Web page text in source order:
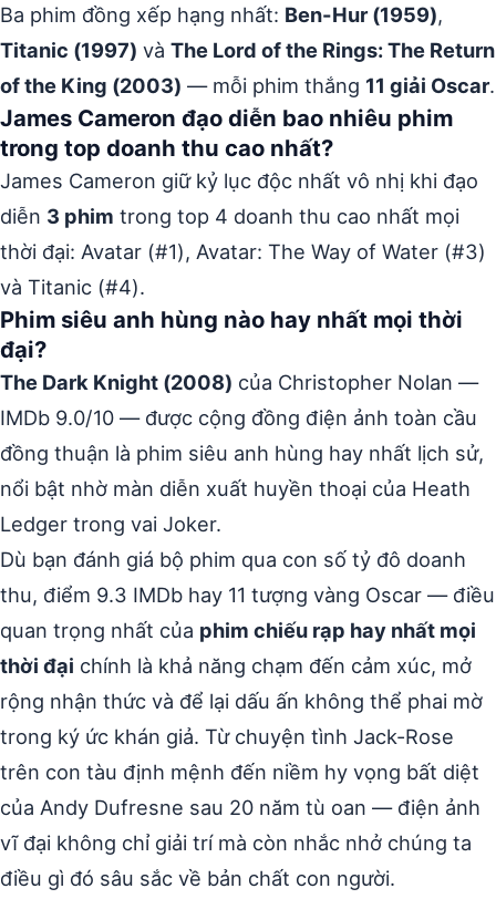
Ba phim đồng xếp hạng nhất: Ben-Hur (1959),
Titanic (1997) và The Lord of the Rings: The Return
of the King (2003) — mỗi phim thắng 11 giải Oscar.
James Cameron đạo diễn bao nhiêu phim
trong top doanh thu cao nhất?
James Cameron giữ kỷ lục độc nhất vô nhị khi đạo
diễn 3 phim trong top 4 doanh thu cao nhất mọi
thời đại: Avatar (#1), Avatar: The Way of Water (#3)
và Titanic (#4).
Phim siêu anh hùng nào hay nhất mọi thời
đại?
The Dark Knight (2008) của Christopher Nolan —
IMDb 9.0/10 — được cộng đồng điện ảnh toàn cầu
đồng thuận là phim siêu anh hùng hay nhất lịch sử,
nổi bật nhờ màn diễn xuất huyền thoại của Heath
Ledger trong vai Joker.
Dù bạn đánh giá bộ phim qua con số tỷ đô doanh
thu, điểm 9.3 IMDb hay 11 tượng vàng Oscar — điều
quan trọng nhất của phim chiếu rạp hay nhất mọi
thời đại chính là khả năng chạm đến cảm xúc, mở
rộng nhận thức và để lại dấu ấn không thể phai mờ
trong ký ức khán giả. Từ chuyện tình Jack-Rose
trên con tàu định mệnh đến niềm hy vọng bất diệt
của Andy Dufresne sau 20 năm tù oan — điện ảnh
vĩ đại không chỉ giải trí mà còn nhắc nhở chúng ta
điều gì đó sâu sắc về bản chất con người.